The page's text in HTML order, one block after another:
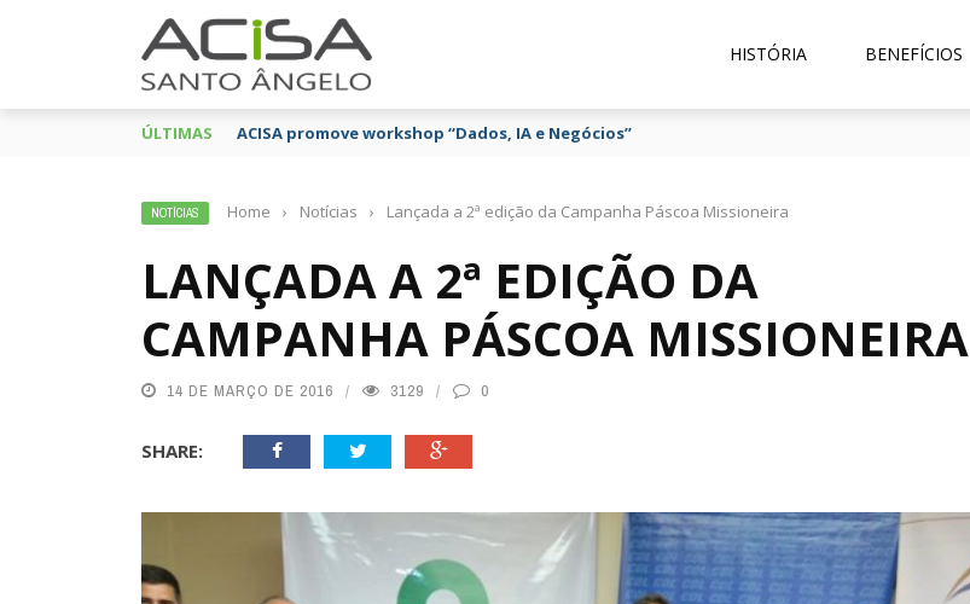
HISTÓRIA BENEFÍCIOS
ÚLTIMAS ACISA promove workshop “Dados, IA e Negócios”
NOTÍCIAS Home › Notícias › Lançada a 2ª edição da Campanha Páscoa Missioneira
LANÇADA A 2ª EDIÇÃO DA
CAMPANHA PÁSCOA MISSIONEIRA
14 DE MARÇO DE 2016 3129 0
SHARE: